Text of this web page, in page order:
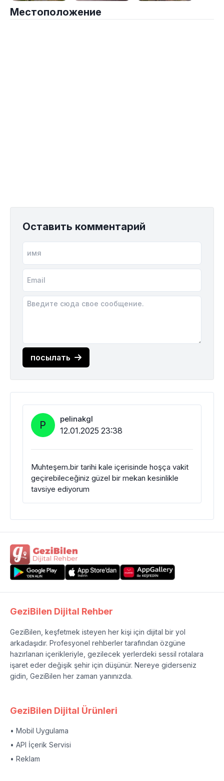
Местоположение
Оставить комментарий
посылать
P pelinakgl
12.01.2025 23:38
Muhteşem.bir tarihi kale içerisinde hoşça vakit
geçirebileceğiniz güzel bir mekan kesinlikle
tavsiye ediyorum
GeziBilen Dijital Rehber
GeziBilen, keşfetmek isteyen her kişi için dijital bir yol
arkadaşıdır. Profesyonel rehberler tarafından özgüne
hazırlanan içerikleriyle, gezilecek yerlerdeki sessil rotalara
işaret eder değişik şehir için düşünür. Nereye giderseniz
gidin, GeziBilen her zaman yanınızda.
GeziBilen Dijital Ürünleri
• Mobil Uygulama
• API İçerik Servisi
• Reklam